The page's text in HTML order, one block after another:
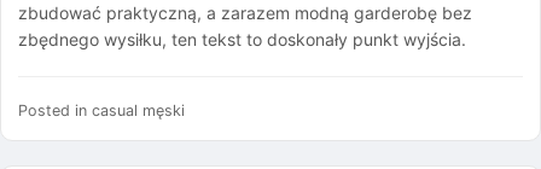
zbudować praktyczną, a zarazem modną garderobę bez
zbędnego wysiłku, ten tekst to doskonały punkt wyjścia.
Posted in casual męski